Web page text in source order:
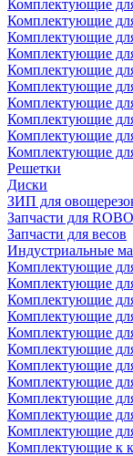
Комплектующие
Комплектующие
Комплектующие
Комплектующие
Комплектующие
Комплектующие
Комплектующие
Комплектующие
Комплектующие
Комплектующие
Решетки
Диски
ЗИП для
Запчасти для
Запчасти для весов
Индустриальные
Комплектующие
Комплектующие
Комплектующие
Комплектующие
Комплектующие
Комплектующие
Комплектующие
Комплектующие
Комплектующие
Комплектующие
Комплектующие
Комплектующие к